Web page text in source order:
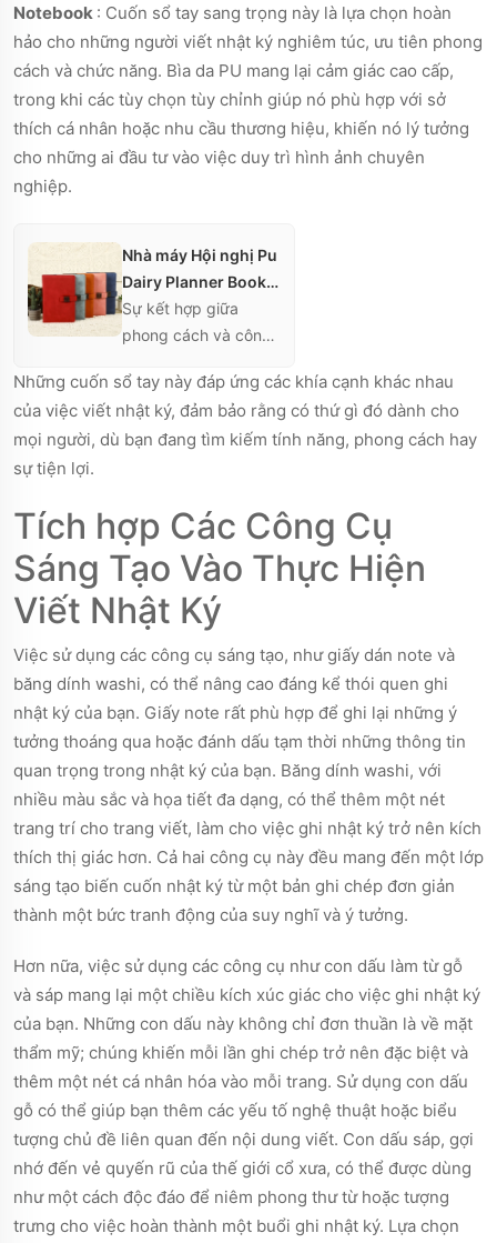
nhân hóa của nó có
thể phản ánh danh
tính chuyên nghiệp
của bạn, cung cấp
một lựa chọn chu đáo
cho các cuộc họp
Notebook : Cuốn sổ tay sang trọng này là lựa chọn hoàn
hảo cho những người viết nhật ký nghiêm túc, ưu tiên phong
cách và chức năng. Bìa da PU mang lại cảm giác cao cấp,
trong khi các tùy chọn tùy chỉnh giúp nó phù hợp với sở
thích cá nhân hoặc nhu cầu thương hiệu, khiến nó lý tưởng
cho những ai đầu tư vào việc duy trì hình ảnh chuyên
nghiệp.
Nhà máy Hội nghị Pu
Dairy Planner Book
Diary Business
Custom Luxury
Retro A5 School
Dairy Notebook
Sự kết hợp giữa
phong cách và công
hoạch da PU sang
trọng này rất phù hợp
cho những ai nghiêm
tùy chọn tùy chỉnh để
tạo dấu ấn cá nhân,
thúc đẩy cách tiếp
cận tinh tế và có tổ
chức trong việc viết
nhật ký.
Những cuốn sổ tay này đáp ứng các khía cạnh khác nhau
của việc viết nhật ký, đảm bảo rằng có thứ gì đó dành cho
mọi người, dù bạn đang tìm kiếm tính năng, phong cách hay
sự tiện lợi.
Tích hợp Các Công Cụ
Sáng Tạo Vào Thực Hiện
Viết Nhật Ký
Việc sử dụng các công cụ sáng tạo, như giấy dán note và
băng dính washi, có thể nâng cao đáng kể thói quen ghi
nhật ký của bạn. Giấy note rất phù hợp để ghi lại những ý
tưởng thoáng qua hoặc đánh dấu tạm thời những thông tin
quan trọng trong nhật ký của bạn. Băng dính washi, với
nhiều màu sắc và họa tiết đa dạng, có thể thêm một nét
trang trí cho trang viết, làm cho việc ghi nhật ký trở nên kích
thích thị giác hơn. Cả hai công cụ này đều mang đến một lớp
sáng tạo biến cuốn nhật ký từ một bản ghi chép đơn giản
thành một bức tranh động của suy nghĩ và ý tưởng.
Hơn nữa, việc sử dụng các công cụ như con dấu làm từ gỗ
và sáp mang lại một chiều kích xúc giác cho việc ghi nhật ký
của bạn. Những con dấu này không chỉ đơn thuần là về mặt
thẩm mỹ; chúng khiến mỗi lần ghi chép trở nên đặc biệt và
thêm một nét cá nhân hóa vào mỗi trang. Sử dụng con dấu
gỗ có thể giúp bạn thêm các yếu tố nghệ thuật hoặc biểu
tượng chủ đề liên quan đến nội dung viết. Con dấu sáp, gợi
nhớ đến vẻ quyến rũ của thế giới cổ xưa, có thể được dùng
như một cách độc đáo để niêm phong thư từ hoặc tượng
trưng cho việc hoàn thành một buổi ghi nhật ký. Lựa chọn